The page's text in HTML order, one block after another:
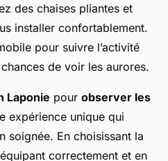
des chaises pliantes et
installer confortablement.
pour suivre l’activité
de voir les aurores.
Laponie pour observer les
expérience unique qui
soignée. En choisissant la
correctement et en